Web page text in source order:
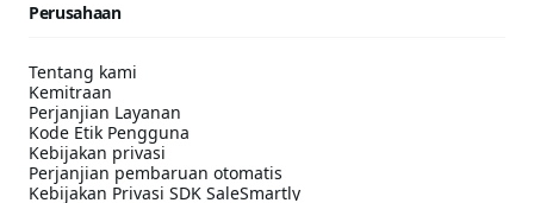
Perusahaan
Tentang kami
Kemitraan
Perjanjian Layanan
Kode Etik Pengguna
Kebijakan privasi
Perjanjian pembaruan otomatis
Kebijakan Privasi SDK SaleSmartly